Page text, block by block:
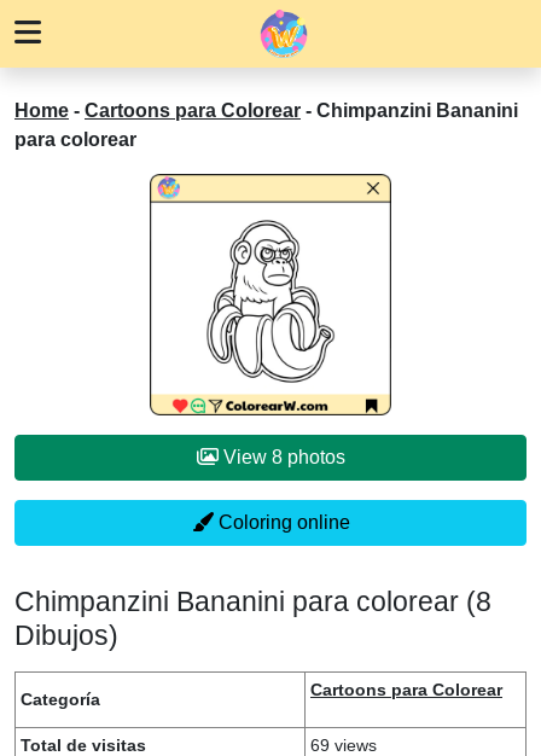
Home - Cartoons para Colorear - Chimpanzini Bananini
para colorear
View 8 photos
Coloring online
Chimpanzini Bananini para colorear (8
Dibujos)
Categoría Cartoons para Colorear
Total de visitas
69 views